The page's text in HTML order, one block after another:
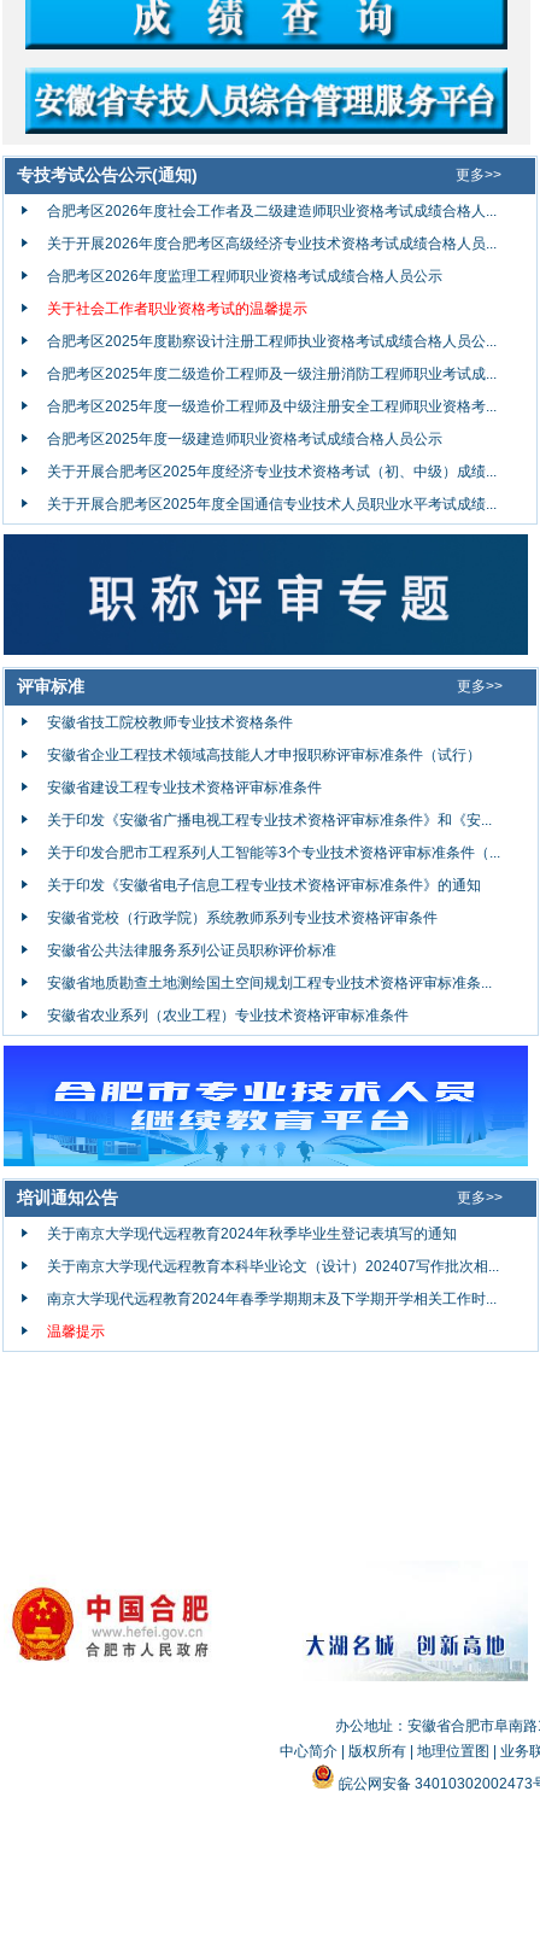
专技考试公告公示(通知) 更多>>
合肥考区2026年度社会工作者及二级建造师职业资格考试成绩合格人...
关于开展2026年度合肥考区高级经济专业技术资格考试成绩合格人员...
合肥考区2026年度监理工程师职业资格考试成绩合格人员公示
关于社会工作者职业资格考试的温馨提示
合肥考区2025年度勘察设计注册工程师执业资格考试成绩合格人员公...
合肥考区2025年度二级造价工程师及一级注册消防工程师职业考试成...
合肥考区2025年度一级造价工程师及中级注册安全工程师职业资格考...
合肥考区2025年度一级建造师职业资格考试成绩合格人员公示
关于开展合肥考区2025年度经济专业技术资格考试（初、中级）成绩...
关于开展合肥考区2025年度全国通信专业技术人员职业水平考试成绩...
评审标准 更多>>
安徽省技工院校教师专业技术资格条件
安徽省企业工程技术领域高技能人才申报职称评审标准条件（试行）
安徽省建设工程专业技术资格评审标准条件
关于印发《安徽省广播电视工程专业技术资格评审标准条件》和《安...
关于印发合肥市工程系列人工智能等3个专业技术资格评审标准条件（...
关于印发《安徽省电子信息工程专业技术资格评审标准条件》的通知
安徽省党校（行政学院）系统教师系列专业技术资格评审条件
安徽省公共法律服务系列公证员职称评价标准
安徽省地质勘查土地测绘国土空间规划工程专业技术资格评审标准条...
安徽省农业系列（农业工程）专业技术资格评审标准条件
培训通知公告 更多>>
关于南京大学现代远程教育2024年秋季毕业生登记表填写的通知
关于南京大学现代远程教育本科毕业论文（设计）202407写作批次相...
南京大学现代远程教育2024年春季学期期末及下学期开学相关工作时...
温馨提示
办公地址：安徽省合肥市阜南
中心简介| 版权所有| 地理位置图
业务
皖公网安备 34010302002473